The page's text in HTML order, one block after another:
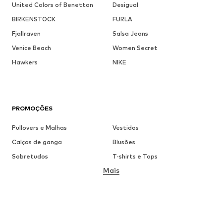
United Colors of Benetton
Desigual
BIRKENSTOCK
FURLA
Fjallraven
Salsa Jeans
Venice Beach
Women Secret
Hawkers
NIKE
PROMOÇÕES
Pullovers e Malhas
Vestidos
Calças de ganga
Blusões
Sobretudos
T-shirts e Tops
Roupa interior
Saias
Blusas e Túnicas
Mais